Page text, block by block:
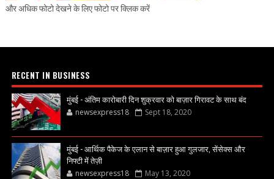
और अधिक फोटो देखने के लिए फोटो पर क्लिक करें
RECENT IN BUSINESS
मुंबई - अंतिम कारोबारी दिन शुक्रवार को बाज़ार गिरावट के साथ बंद
newsexpress18 Sept 18, 2020
मुंबई - आर्थिक पैकेज के एलान से बाज़ार हुआ गुलजार, सेंसेक्स और
निफ्टी में तेज़ी
newsexpress18 May 13, 2020